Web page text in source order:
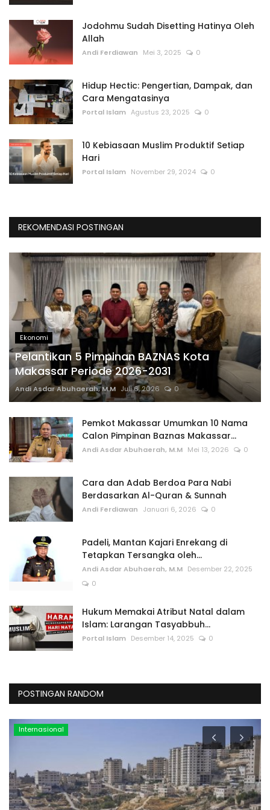
Jodohmu Sudah Disetting Hatinya Oleh
Allah
Andi Ferdiawan Mei 3, 2025 0
Hidup Hectic: Pengertian, Dampak, dan
Cara Mengatasinya
Portal Islam Agustus 23, 2025 0
10 Kebiasaan Muslim Produktif Setiap
Hari
Portal Islam November 29, 2024 0
REKOMENDASI POSTINGAN
Ekonomi
Pelantikan 5 Pimpinan BAZNAS Kota
Makassar Periode 2026-2031
Andi Asdar Abuhaerah, M.M Juli 6, 2026 0
Pemkot Makassar Umumkan 10 Nama
Calon Pimpinan Baznas Makassar...
Andi Asdar Abuhaerah, M.M Mei 13, 2026 0
Cara dan Adab Berdoa Para Nabi
Berdasarkan Al-Quran & Sunnah
Andi Ferdiawan Januari 6, 2026 0
Padeli, Mantan Kajari Enrekang di
Tetapkan Tersangka oleh...
Andi Asdar Abuhaerah, M.M Desember 22, 2025
0
Hukum Memakai Atribut Natal dalam
Islam: Larangan Tasyabbuh...
Portal Islam Desember 14, 2025 0
POSTINGAN RANDOM
Ekonomi